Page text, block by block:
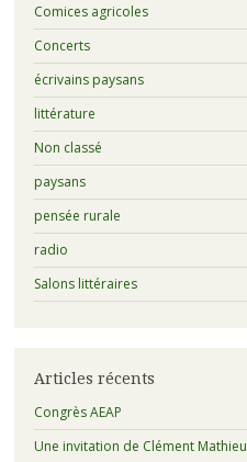
Comices agricoles
Concerts
écrivains paysans
littérature
Non classé
paysans
pensée rurale
radio
Salons littéraires
Articles récents
Congrès AEAP
Une invitation de Clément Mathieu